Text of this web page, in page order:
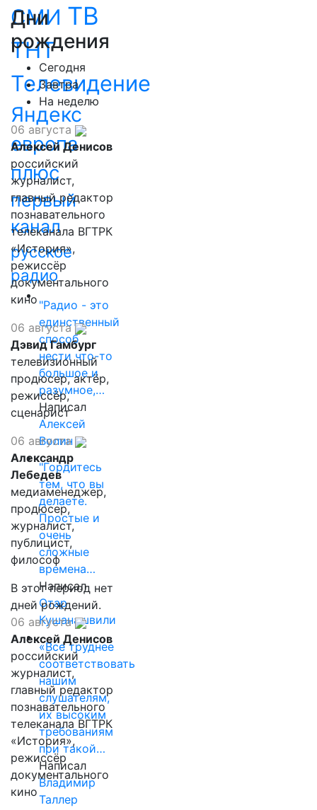
СМИ ТВ
ТНТ
Телевидение
Яндекс
европа
плюс
первый
канал
русское
радио
"Радио - это
единственный
способ
нести что-то
большое и
разумное,…
Написал
Алексей
Волин
"Гордитесь
тем, что вы
делаете.
Простые и
очень
сложные
времена…
Написал
Отар
Кушанашвили
«Все труднее
соответствовать
нашим
слушателям,
их высоким
требованиям
при такой…
Написал
Владимир
Таллер
Дни
рождения
Сегодня
Завтра
На неделю
06 августа
Алексей Денисов
российский
журналист,
главный редактор
познавательного
телеканала ВГТРК
«История»,
режиссёр
документального
кино
06 августа
Дэвид Гамбург
телевизионный
продюсер, актёр,
режиссёр,
сценарист
06 августа
Александр
Лебедев
медиаменеджер,
продюсер,
журналист,
публицист,
философ
В этот период нет
дней рождений.
06 августа
Алексей Денисов
российский
журналист,
главный редактор
познавательного
телеканала ВГТРК
«История»,
режиссёр
документального
кино